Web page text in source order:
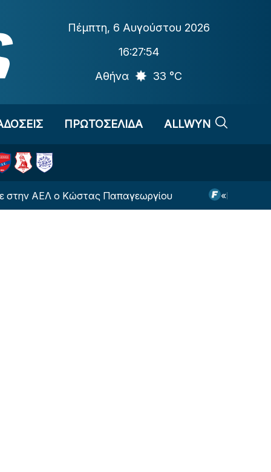
Πέμπτη, 6 Αυγούστου 2026
16:27:55
Αθήνα
33 °C
ΠΡΩΤΟΣΕΛΙΔΑ ALLWYN
ο Κώστας Παπαγεωργίου «Η Μπάγερ